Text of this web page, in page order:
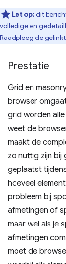
Let op:dit
volledige en
Raadpleeg de
Prestatie
Grid en
browser
grid worden
weet de
maakt de
zo nuttig zijn bij
geplaatst
hoeveel
probleem bij
afmetingen of
maar wel als je
afmetingen
moet de